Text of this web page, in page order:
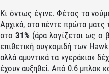
Κι όντως έγινε. Φέτος τα
Αρχικά, στα πέντε πρώτα
στο31% (άρα λογίζεται ως ο
επιθετική συγκομιδή των
αλλά αμυντικά τα «γεράκια»
έχουν αυξηθεί. Από 0.6 μπλοκ